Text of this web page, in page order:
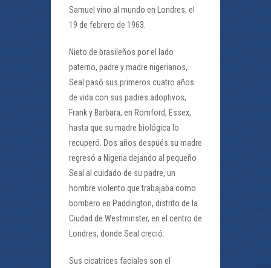
Samuel vino al mundo en Londres, el
19 de febrero de 1963.
Nieto de brasileños por el lado
paterno, padre y madre nigerianos,
Seal pasó sus primeros cuatro años
de vida con sus padres adoptivos,
Frank y Barbara, en Romford, Essex,
hasta que su madre biológica lo
recuperó. Dos años después su madre
regresó a Nigeria dejando al pequeño
Seal al cuidado de su padre, un
hombre violento que trabajaba como
bombero en Paddington, distrito de la
Ciudad de Westminster, en el centro de
Londres, donde Seal creció.
Sus cicatrices faciales son el